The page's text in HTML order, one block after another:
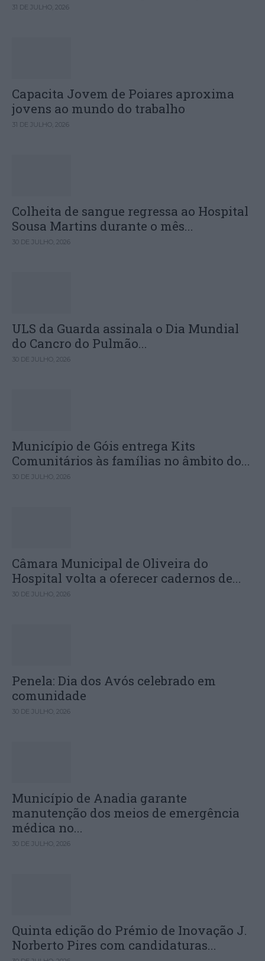
31 DE JULHO, 2026
Capacita Jovem de Poiares aproxima
jovens ao mundo do trabalho
31 DE JULHO, 2026
Colheita de sangue regressa ao Hospital
Sousa Martins durante o mês...
30 DE JULHO, 2026
ULS da Guarda assinala o Dia Mundial
do Cancro do Pulmão...
30 DE JULHO, 2026
Município de Góis entrega Kits
Comunitários às famílias no âmbito do...
30 DE JULHO, 2026
Câmara Municipal de Oliveira do
Hospital volta a oferecer cadernos de...
30 DE JULHO, 2026
Penela: Dia dos Avós celebrado em
comunidade
30 DE JULHO, 2026
Município de Anadia garante
manutenção dos meios de emergência
médica no...
30 DE JULHO, 2026
Quinta edição do Prémio de Inovação J.
Norberto Pires com candidaturas...